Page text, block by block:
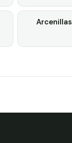
Arcenillas